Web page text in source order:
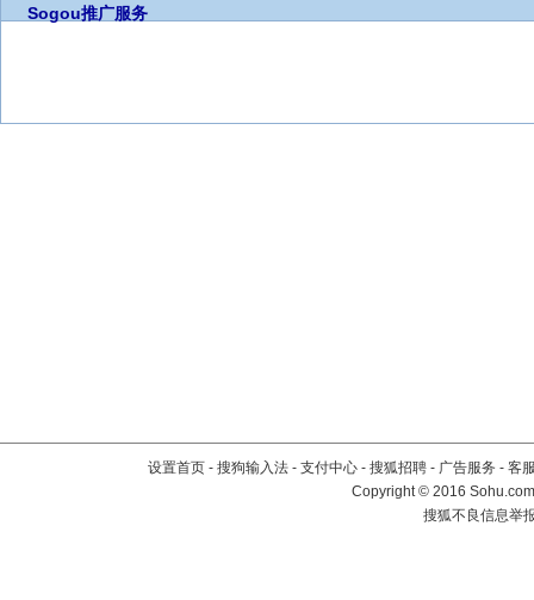
Sogou推广服务
设置首页 - 搜狗输入法 - 支付中心 - 搜狐招聘 - 广告服务 - 客
Copyright©2016
搜狐不良信息举